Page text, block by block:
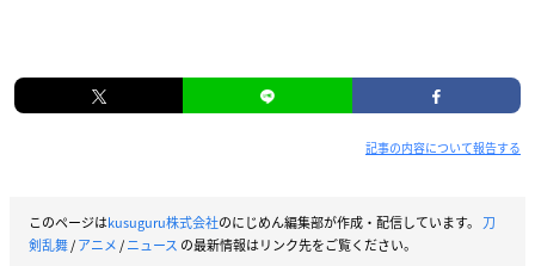
記事の内容について報告する
このページはkusuguru株式会社のにじめん編集部が作成・配信しています。 刀
剣乱舞/アニメ/ニュース の最新情報はリンク先をご覧ください。